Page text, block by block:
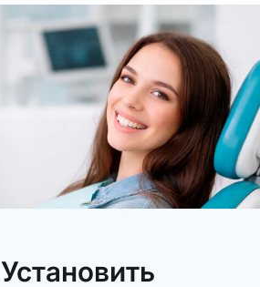
Установить